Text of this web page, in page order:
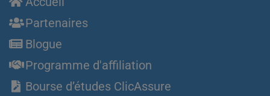
Partenaires
Blogue
Programme d'affiliation
Bourse d’études ClicAssure